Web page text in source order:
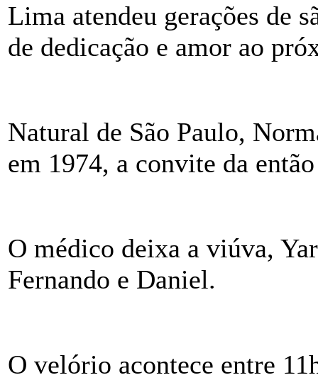
Lima atendeu gerações de
de dedicação e amor ao
Natural de São Paulo,
em 1974, a convite da
O médico deixa a viúva,
Fernando e Daniel.
O velório acontece entre